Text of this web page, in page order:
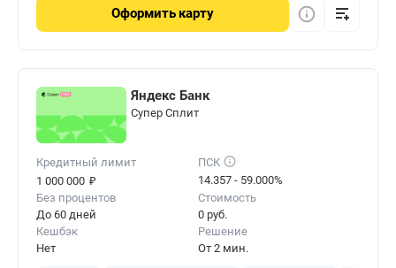
Оформить карту
Яндекс Банк
Cупер Сплит
Кредитный лимит
1 000 000 ₽
ПСК
14.357 - 59.000%
Без процентов
До 60 дней
Стоимость
0 руб.
Кешбэк
Нет
Решение
От 2 мин.